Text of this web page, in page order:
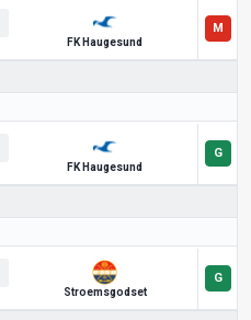
FK Haugesund
FK Haugesund
Stroemsgodset